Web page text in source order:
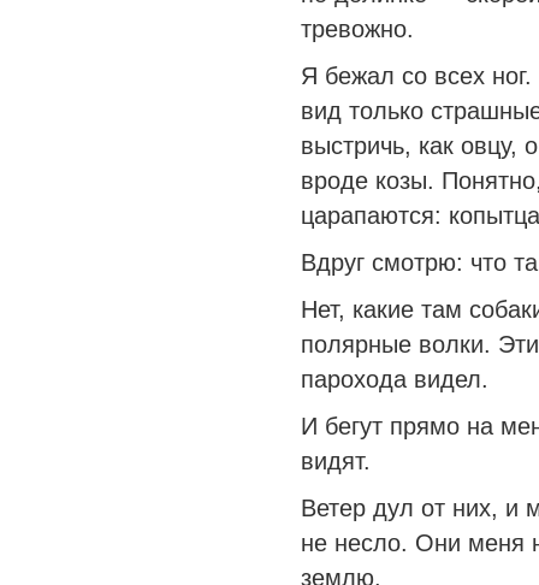
тревожно.
Я бежал со всех
вид только
выстричь, как овцу,
вроде козы.
царапаются:
Вдруг смотрю: что
Нет, какие там
полярные волки.
парохода видел.
И бегут прямо на
видят.
Ветер дул от них, и
не несло. Они меня
землю.